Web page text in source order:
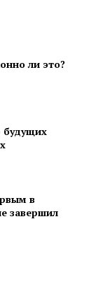
ли это?
будущих
в
завершил